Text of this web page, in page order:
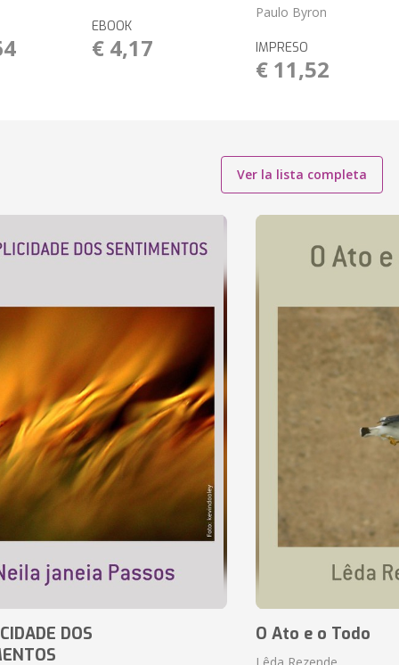
EBOOK
€ 4,17
Paulo Byron
IMPRESO
€ 11,52
Ver la lista completa
DOS
O Ato e o Todo